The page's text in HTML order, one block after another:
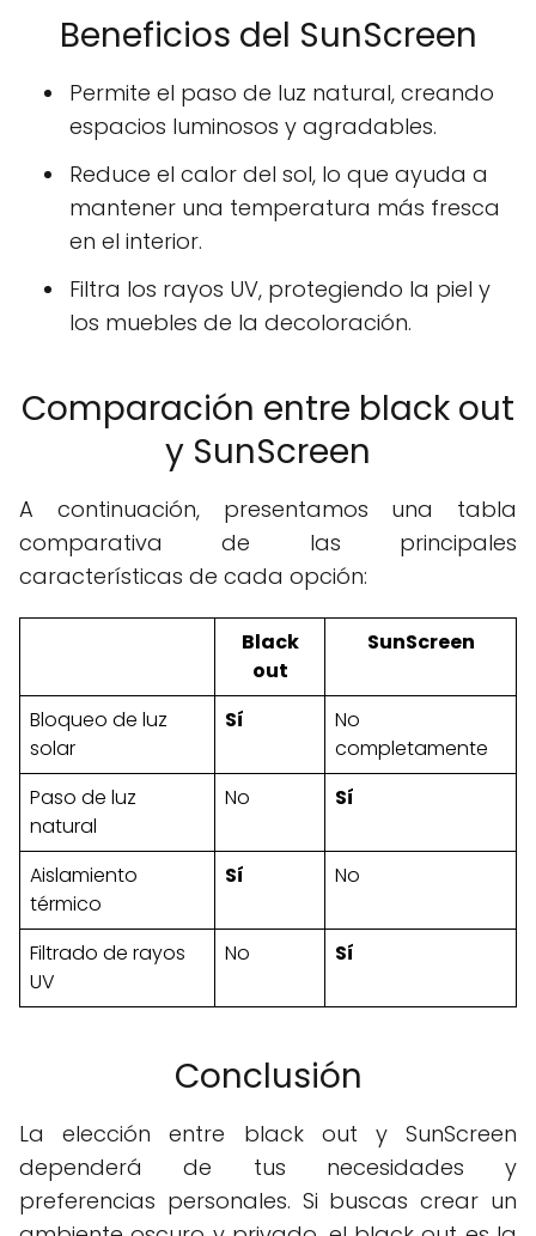
Beneficios del SunScreen
Permite el paso de luz natural, creando
espacios luminosos y agradables.
Reduce el calor del sol, lo que ayuda a
mantener una temperatura más fresca
en el interior.
Filtra los rayos UV, protegiendo la piel y
los muebles de la decoloración.
Comparación entre black out
y SunScreen
A continuación, presentamos una tabla
comparativa de las principales
características de cada opción:
Black
out
SunScreen
Bloqueo de luz
solar
Sí
No
completamente
Paso de luz
natural
No Sí
Aislamiento
térmico
Sí No
Filtrado de rayos
UV
No Sí
Conclusión
La elección entre black out y SunScreen
dependerá de tus necesidades y
preferencias personales. Si buscas crear un